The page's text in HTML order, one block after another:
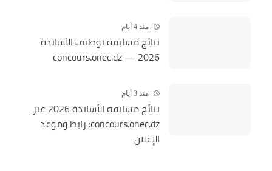
منذ 4 أيام
نتائج مسابقة توظيف الأساتذة
2026 — concours.onec.dz
منذ 3 أيام
نتائج مسابقة الأساتذة 2026 عبر
concours.onec.dz: رابط وموعد
الإعلان